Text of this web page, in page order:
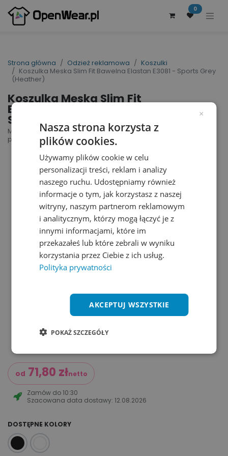
0
Strona główna Odzież reklamowa
Koszulki
Koszulka Meska Slim Fit Bawelna Elastan E3081 - Sports Grey
(Heather)
Koszulka Meska Slim Fit
Bawelna Elastan E3081 -
Sports Grey (Heather)
Men´s Slim Fit-T | nr art.: E3081 | nr art.
producenta: 3081
od 71,80 złnetto
Zamów do10:30
Szacowana data dostawy:12.08.2026
DOSTĘPNE KOLORY
×
Nasza strona korzysta z
plików cookies.
Używamy plików cookie w celu
personalizacji treści, reklam i analizy
naszego ruchu. Udostępniamy również
informacje o tym, jak korzystasz z naszej
witryny, naszym partnerom reklamowym
i analitycznym, którzy mogą łączyć je z
innymi informacjami, które im
przekazałeś lub które zebrali w wyniku
korzystania przez Ciebie z ich usług.
Polityka prywatności
AKCEPTUJ WSZYSTKIE
POKAŻ SZCZEGÓŁY